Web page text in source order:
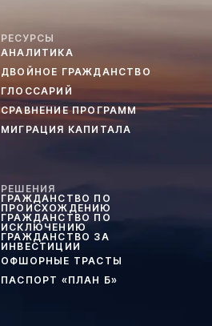
РЕСУРСЫ
АНАЛИТИКА
ДВОЙНОЕ ГРАЖДАНСТВО
ГЛОССАРИЙ
СРАВНЕНИЕ ПРОГРАММ
МИГРАЦИЯ КАПИТАЛА
РЕШЕНИЯ
ГРАЖДАНСТВО ПО
ПРОИСХОЖДЕНИЮ
ГРАЖДАНСТВО ПО
ИСКЛЮЧЕНИЮ
ГРАЖДАНСТВО ЗА
ИНВЕСТИЦИИ
ОФШОРНЫЕ ТРАСТЫ
ПАСПОРТ «ПЛАН Б»